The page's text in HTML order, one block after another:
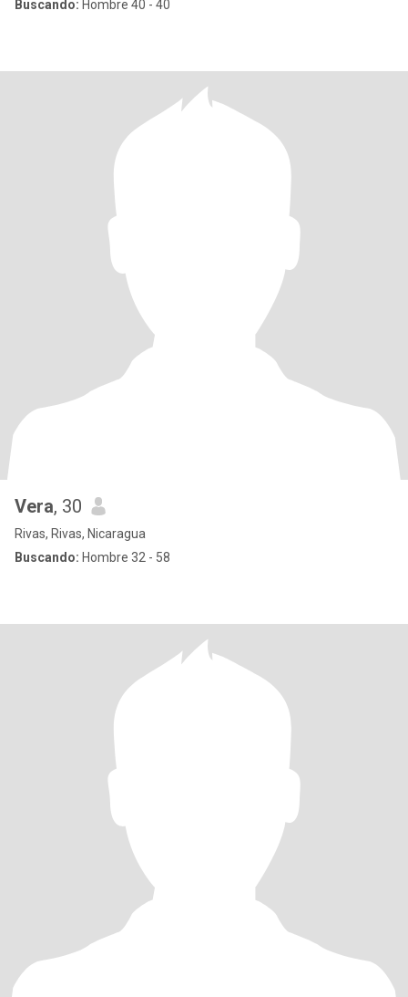
Buscando: Hombre 40 - 40
Vera, 30
Rivas, Rivas, Nicaragua
Buscando: Hombre 32 - 58